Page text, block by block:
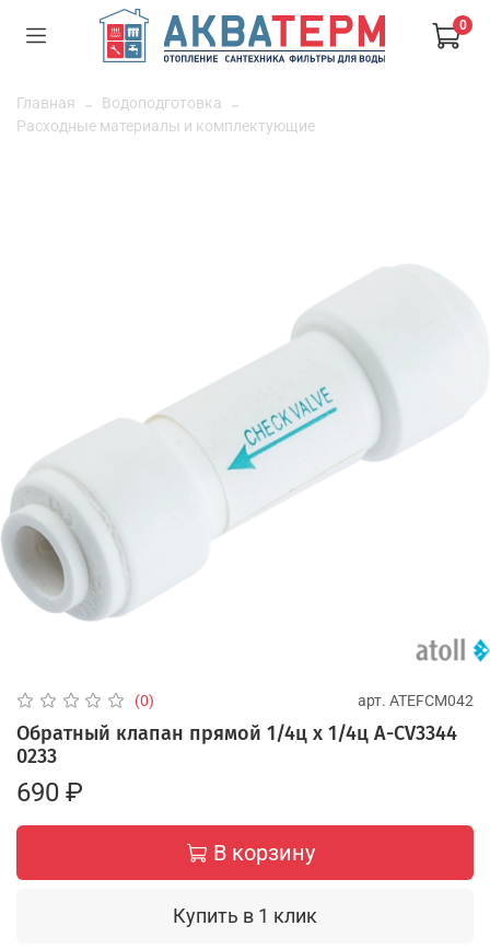
0
Главная
Водоподготовка
Расходные материалы и комплектующие
(0) арт. ATEFCM042
Обратный клапан прямой 1/4ц х 1/4ц A-CV3344
0233
690 ₽
В корзину
Купить в 1 клик